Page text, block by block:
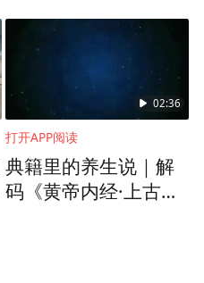
02:36
打开APP阅读
典籍里的养生说｜解
码《黄帝内经·上古天